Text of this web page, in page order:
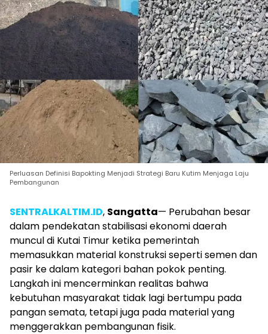
Perluasan Definisi Bapokting Menjadi Strategi Baru Kutim Menjaga Laju
Pembangunan
SENTRALKALTIM.ID, Sangatta— Perubahan besar
dalam pendekatan stabilisasi ekonomi daerah
muncul di Kutai Timur ketika pemerintah
memasukkan material konstruksi seperti semen dan
pasir ke dalam kategori bahan pokok penting.
Langkah ini mencerminkan realitas bahwa
kebutuhan masyarakat tidak lagi bertumpu pada
pangan semata, tetapi juga pada material yang
menggerakkan pembangunan fisik.